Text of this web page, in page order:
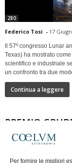
Per fornire le migliori
280
Federico Tosi - 17
Il 57º congresso Lunar
Texas) ha mostrato
scientifico e industriale
un confronto tra due
Continua a leggere
PREMIO
Nazzareno